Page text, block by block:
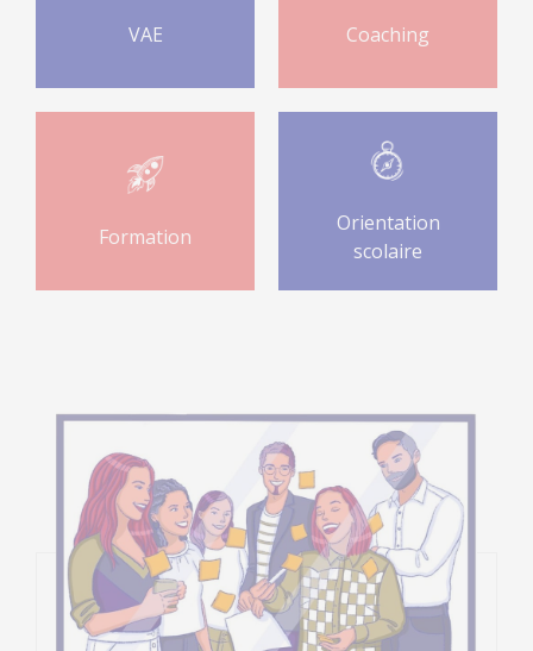
VAE Coaching
Formation
Orientation
scolaire